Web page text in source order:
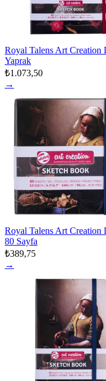
Royal Talens Art Creation
Yaprak
₺1.073,50
→
Royal Talens Art
80 Sayfa
₺389,75
→